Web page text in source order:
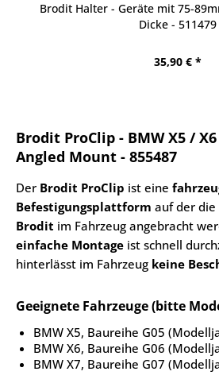
Brodit Halter - Geräte mit 75-
Dicke - 511479
35,90 € *
Brodit ProClip - BMW X5 /
Angled Mount - 855487
Der Brodit ProClip ist eine
Befestigungsplattform auf der die
Brodit im Fahrzeug angebracht
einfache Montage ist schnell
hinterlässt im Fahrzeug keine
Geeignete Fahrzeuge (bitte
BMW X5, Baureihe G05
BMW X6, Baureihe G06
BMW X7, Baureihe G07